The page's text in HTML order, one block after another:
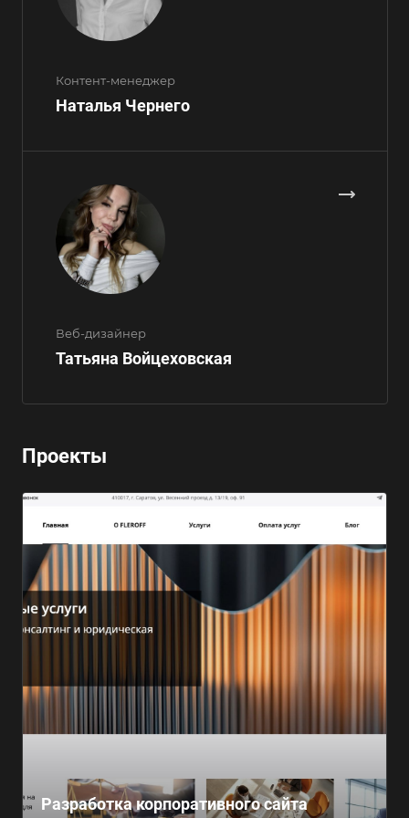
Контент-менеджер
Наталья Чернего
Веб-дизайнер
Татьяна Войцеховская
Проекты
Разработка корпоративного сайта